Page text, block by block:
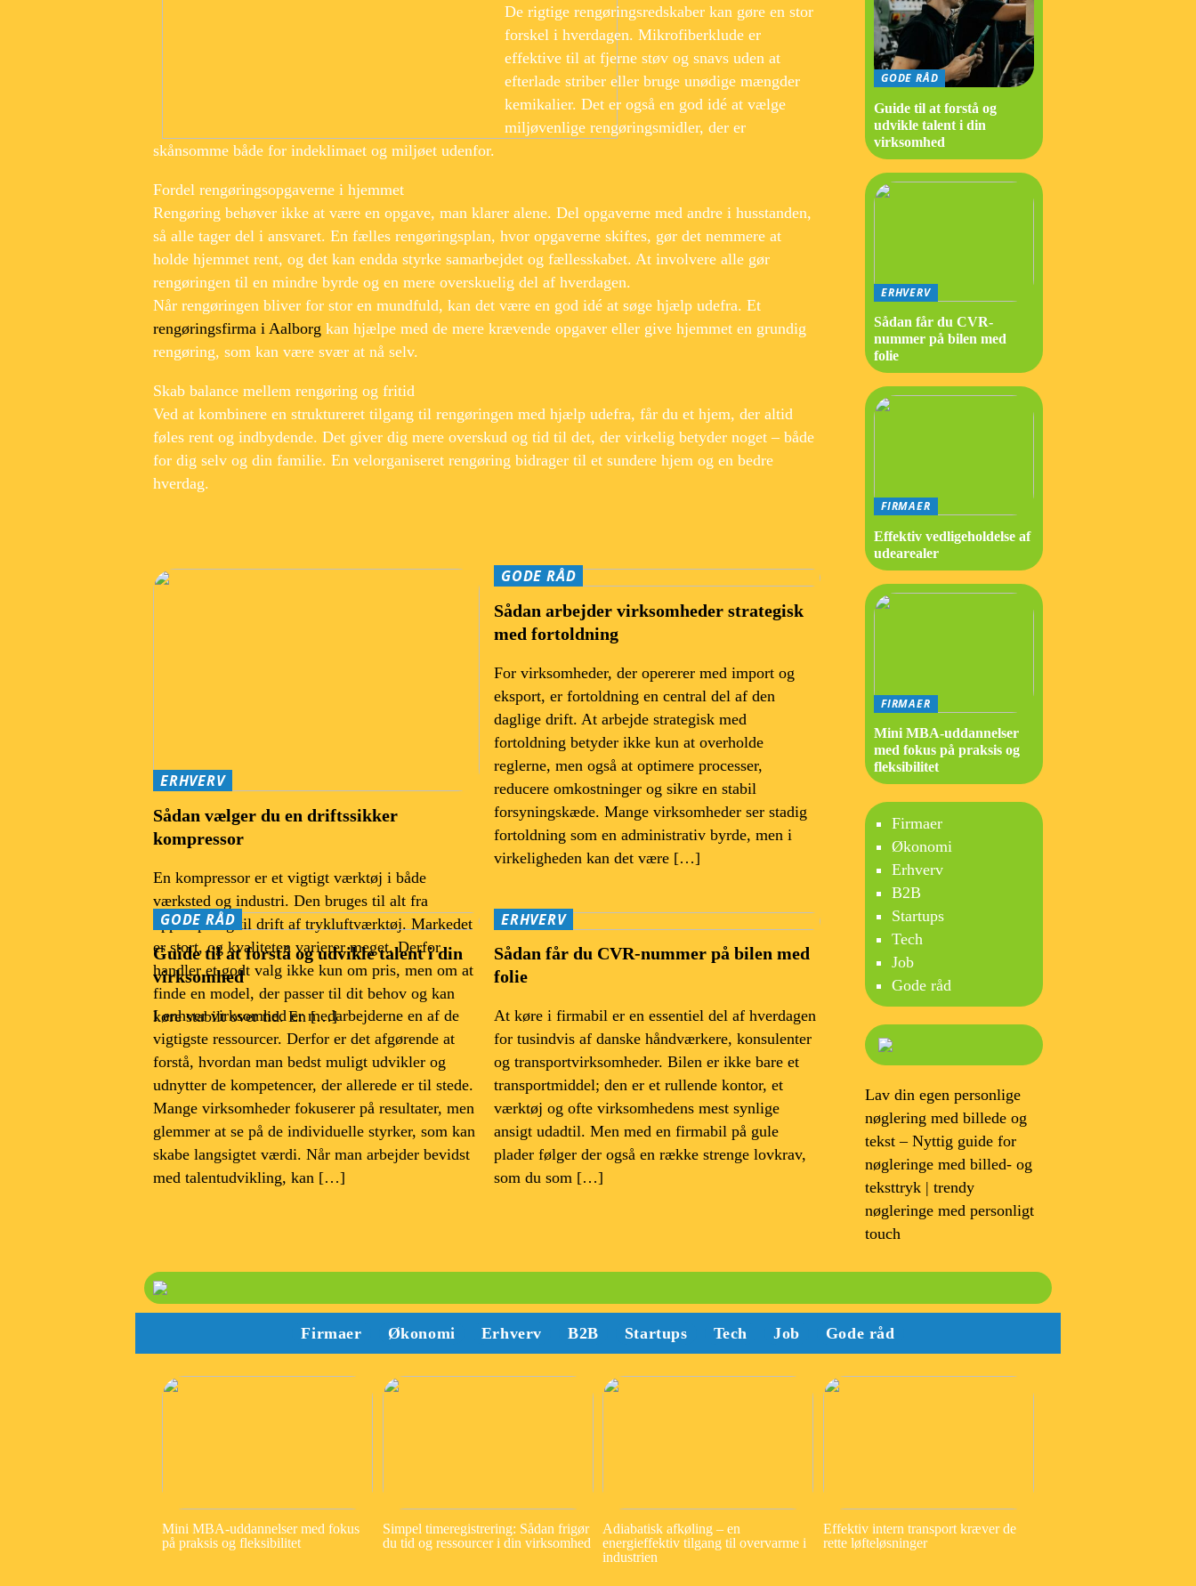
De rigtige rengøringsredskaber kan gøre en stor
forskel i hverdagen. Mikrofiberklude er
effektive til at fjerne støv og snavs uden at
efterlade striber eller bruge unødige mængder
kemikalier. Det er også en god idé at vælge
miljøvenlige rengøringsmidler, der er
skånsomme både for indeklimaet og miljøet udenfor.
Fordel rengøringsopgaverne i hjemmet
Rengøring behøver ikke at være en opgave, man klarer alene. Del opgaverne med andre i husstanden,
så alle tager del i ansvaret. En fælles rengøringsplan, hvor opgaverne skiftes, gør det nemmere at
holde hjemmet rent, og det kan endda styrke samarbejdet og fællesskabet. At involvere alle gør
rengøringen til en mindre byrde og en mere overskuelig del af hverdagen.
Når rengøringen bliver for stor en mundfuld, kan det være en god idé at søge hjælp udefra. Et
rengøringsfirma i Aalborg kan hjælpe med de mere krævende opgaver eller give hjemmet en grundig
rengøring, som kan være svær at nå selv.
Skab balance mellem rengøring og fritid
Ved at kombinere en struktureret tilgang til rengøringen med hjælp udefra, får du et hjem, der altid
føles rent og indbydende. Det giver dig mere overskud og tid til det, der virkelig betyder noget – både
for dig selv og din familie. En velorganiseret rengøring bidrager til et sundere hjem og en bedre
hverdag.
ERHVERV
Sådan vælger du en driftssikker
kompressor
En kompressor er et vigtigt værktøj i både
værksted og industri. Den bruges til alt fra
oppumpning til drift af trykluftværktøj. Markedet
er stort, og kvaliteten varierer meget. Derfor
handler et godt valg ikke kun om pris, men om at
finde en model, der passer til dit behov og kan
køre stabilt over tid. En […]
GODE RÅD
Sådan arbejder virksomheder strategisk
med fortoldning
For virksomheder, der opererer med import og
eksport, er fortoldning en central del af den
daglige drift. At arbejde strategisk med
fortoldning betyder ikke kun at overholde
reglerne, men også at optimere processer,
reducere omkostninger og sikre en stabil
forsyningskæde. Mange virksomheder ser stadig
fortoldning som en administrativ byrde, men i
virkeligheden kan det være […]
GODE RÅD
Guide til at forstå og udvikle talent i din
virksomhed
I enhver virksomhed er medarbejderne en af de
vigtigste ressourcer. Derfor er det afgørende at
forstå, hvordan man bedst muligt udvikler og
udnytter de kompetencer, der allerede er til stede.
Mange virksomheder fokuserer på resultater, men
glemmer at se på de individuelle styrker, som kan
skabe langsigtet værdi. Når man arbejder bevidst
med talentudvikling, kan […]
ERHVERV
Sådan får du CVR-nummer på bilen med
folie
At køre i firmabil er en essentiel del af hverdagen
for tusindvis af danske håndværkere, konsulenter
og transportvirksomheder. Bilen er ikke bare et
transportmiddel; den er et rullende kontor, et
værktøj og ofte virksomhedens mest synlige
ansigt udadtil. Men med en firmabil på gule
plader følger der også en række strenge lovkrav,
som du som […]
GODE RÅD
Guide til at forstå og
udvikle talent i din
virksomhed
ERHVERV
Sådan får du CVR-
nummer på bilen med
folie
FIRMAER
Effektiv vedligeholdelse af
udearealer
FIRMAER
Mini MBA-uddannelser
med fokus på praksis og
fleksibilitet
Firmaer
Økonomi
Erhverv
B2B
Startups
Tech
Job
Gode råd
Lav din egen personlige
nøglering med billede og
tekst – Nyttig guide for
nøgleringe med billed- og
teksttryk | trendy
nøgleringe med personligt
touch
Firmaer Økonomi Erhverv B2B Startups Tech Job Gode råd
Mini MBA-uddannelser med fokus
på praksis og fleksibilitet
Simpel timeregistrering: Sådan frigør
du tid og ressourcer i din virksomhed
Adiabatisk afkøling – en
energieffektiv tilgang til overvarme i
industrien
Effektiv intern transport kræver de
rette løfteløsninger